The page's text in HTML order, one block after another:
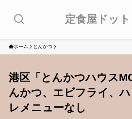
定食屋ドッ
ホーム とんかつ
港区「とんかつハウス
んかつ、エビフライ、
レメニューなし